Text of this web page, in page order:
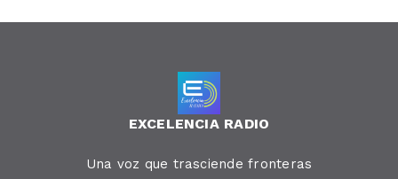
EXCELENCIA RADIO
Una voz que trasciende fronteras